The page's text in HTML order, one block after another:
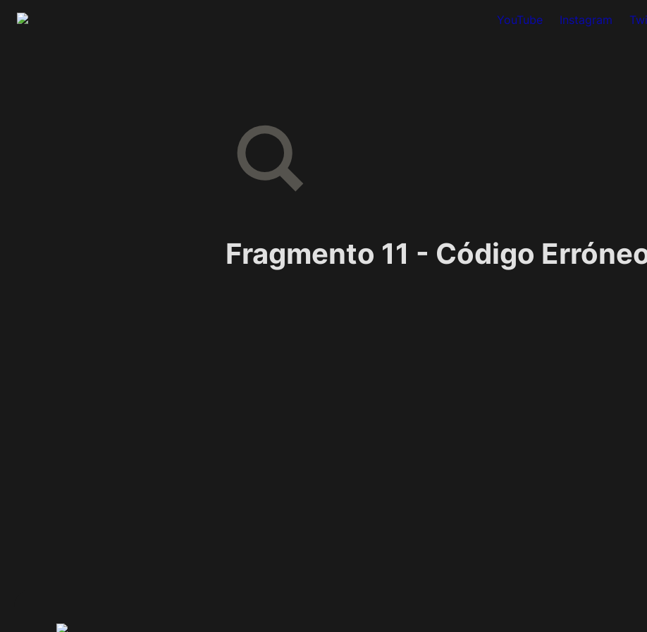
YouTube Instagram
Fragmento 11 - Código